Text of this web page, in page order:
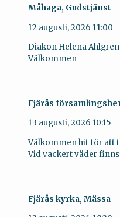
Måhaga, Gudstjänst
12 augusti, 2026 11:00
Diakon Helena Ahlgren
Välkommen
Fjärås
13 augusti, 2026 10:15
Välkommen hit för att
Vid vackert väder
Fjärås kyrka, Mässa